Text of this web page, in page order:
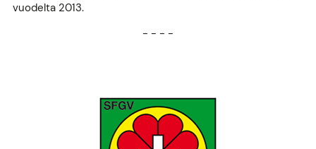
vuodelta 2013.
- - - -